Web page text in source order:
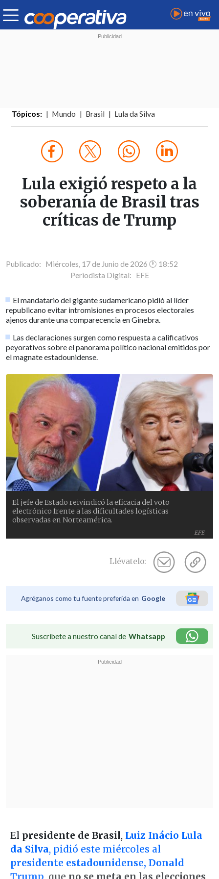
Tópicos: Mundo Brasil Lula da Silva
Lula exigió respeto a la
soberanía de Brasil tras
críticas de Trump
Publicado: Miércoles, 17 de Junio de 2026 🕐 18:52
Periodista Digital: EFE
El mandatario del gigante sudamericano pidió al líder
republicano evitar intromisiones en procesos electorales
ajenos durante una comparecencia en Ginebra.
Las declaraciones surgen como respuesta a calificativos
peyorativos sobre el panorama político nacional emitidos por
el magnate estadounidense.
EFE
El jefe de Estado reivindicó la eficacia del voto
electrónico frente a las dificultades logísticas
observadas en Norteamérica.
Llévatelo:
Agréganos como tu fuente preferida en Google
Suscríbete a nuestro canal de Whatsapp
El presidente de Brasil,Luiz Inácio Lula
da Silva, pidió este miércoles al
presidente estadounidense, Donald
Trump , que no se meta en las elecciones